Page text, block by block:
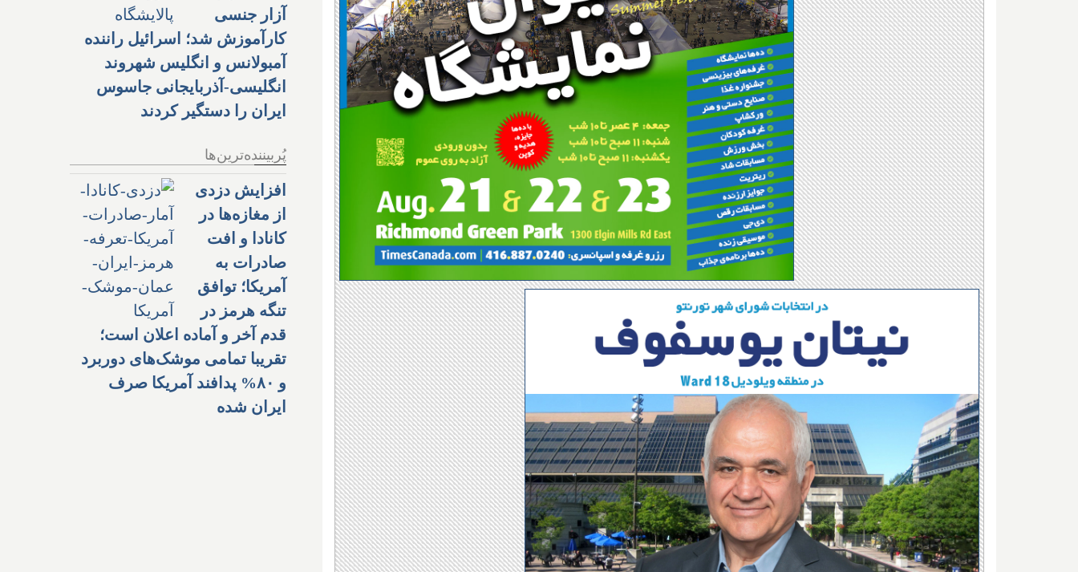
آزار جنسی
کارآموزش شد؛ اسرائیل راننده
آمبولانس و انگلیس شهروند
انگلیسی-آذربایجانی جاسوس
ایران را دستگیر کردند
پُربیننده‌ترین‌ها
افزایش دزدی
از مغازه‌ها در
کانادا و افت
صادرات به
آمریکا؛ توافق
تنگه هرمز در
قدم آخر و آماده اعلان است؛
تقریبا تمامی موشک‌های دوربرد
و ۸۰% پدافند آمریکا صرف
ایران شده